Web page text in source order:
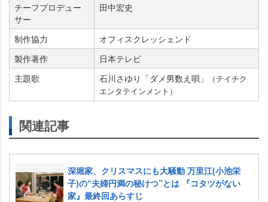
チーフプロデュー
サー
田中宏史
制作協力
オフィスクレッシェンド
製作著作
日本テレビ
主題歌
石川さゆり「ダメ男数え唄」
（テイチク
エンタテインメント）
関連記事
深堀家、クリスマスにも大騒動 万里江(小池栄
子)の“夫婦円満の秘けつ”とは 『コタツがない
家』最終回あらすじ